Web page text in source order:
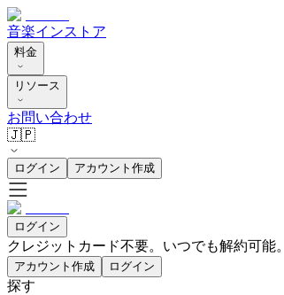
音楽インストア
料金
リソース
お問い合わせ
🇯🇵
ログイン アカウント作成
ログイン
クレジットカード不要。いつでも解約可能。
アカウント作成 ログイン
探す